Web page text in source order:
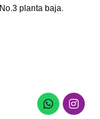
planta baja.